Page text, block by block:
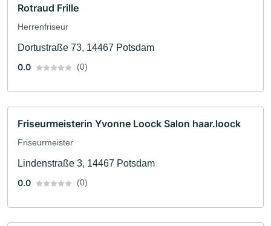
Rotraud Frille
Herrenfriseur
Dortustraße 73, 14467 Potsdam
0.0
(0)
Friseurmeisterin Yvonne Loock Salon haar.loock
Friseurmeister
Lindenstraße 3, 14467 Potsdam
0.0
(0)